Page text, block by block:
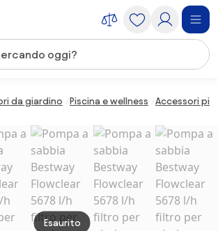
da giardino Piscina e wellness Accessori
Esaurito